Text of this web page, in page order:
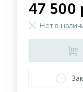
47 500
Нет в